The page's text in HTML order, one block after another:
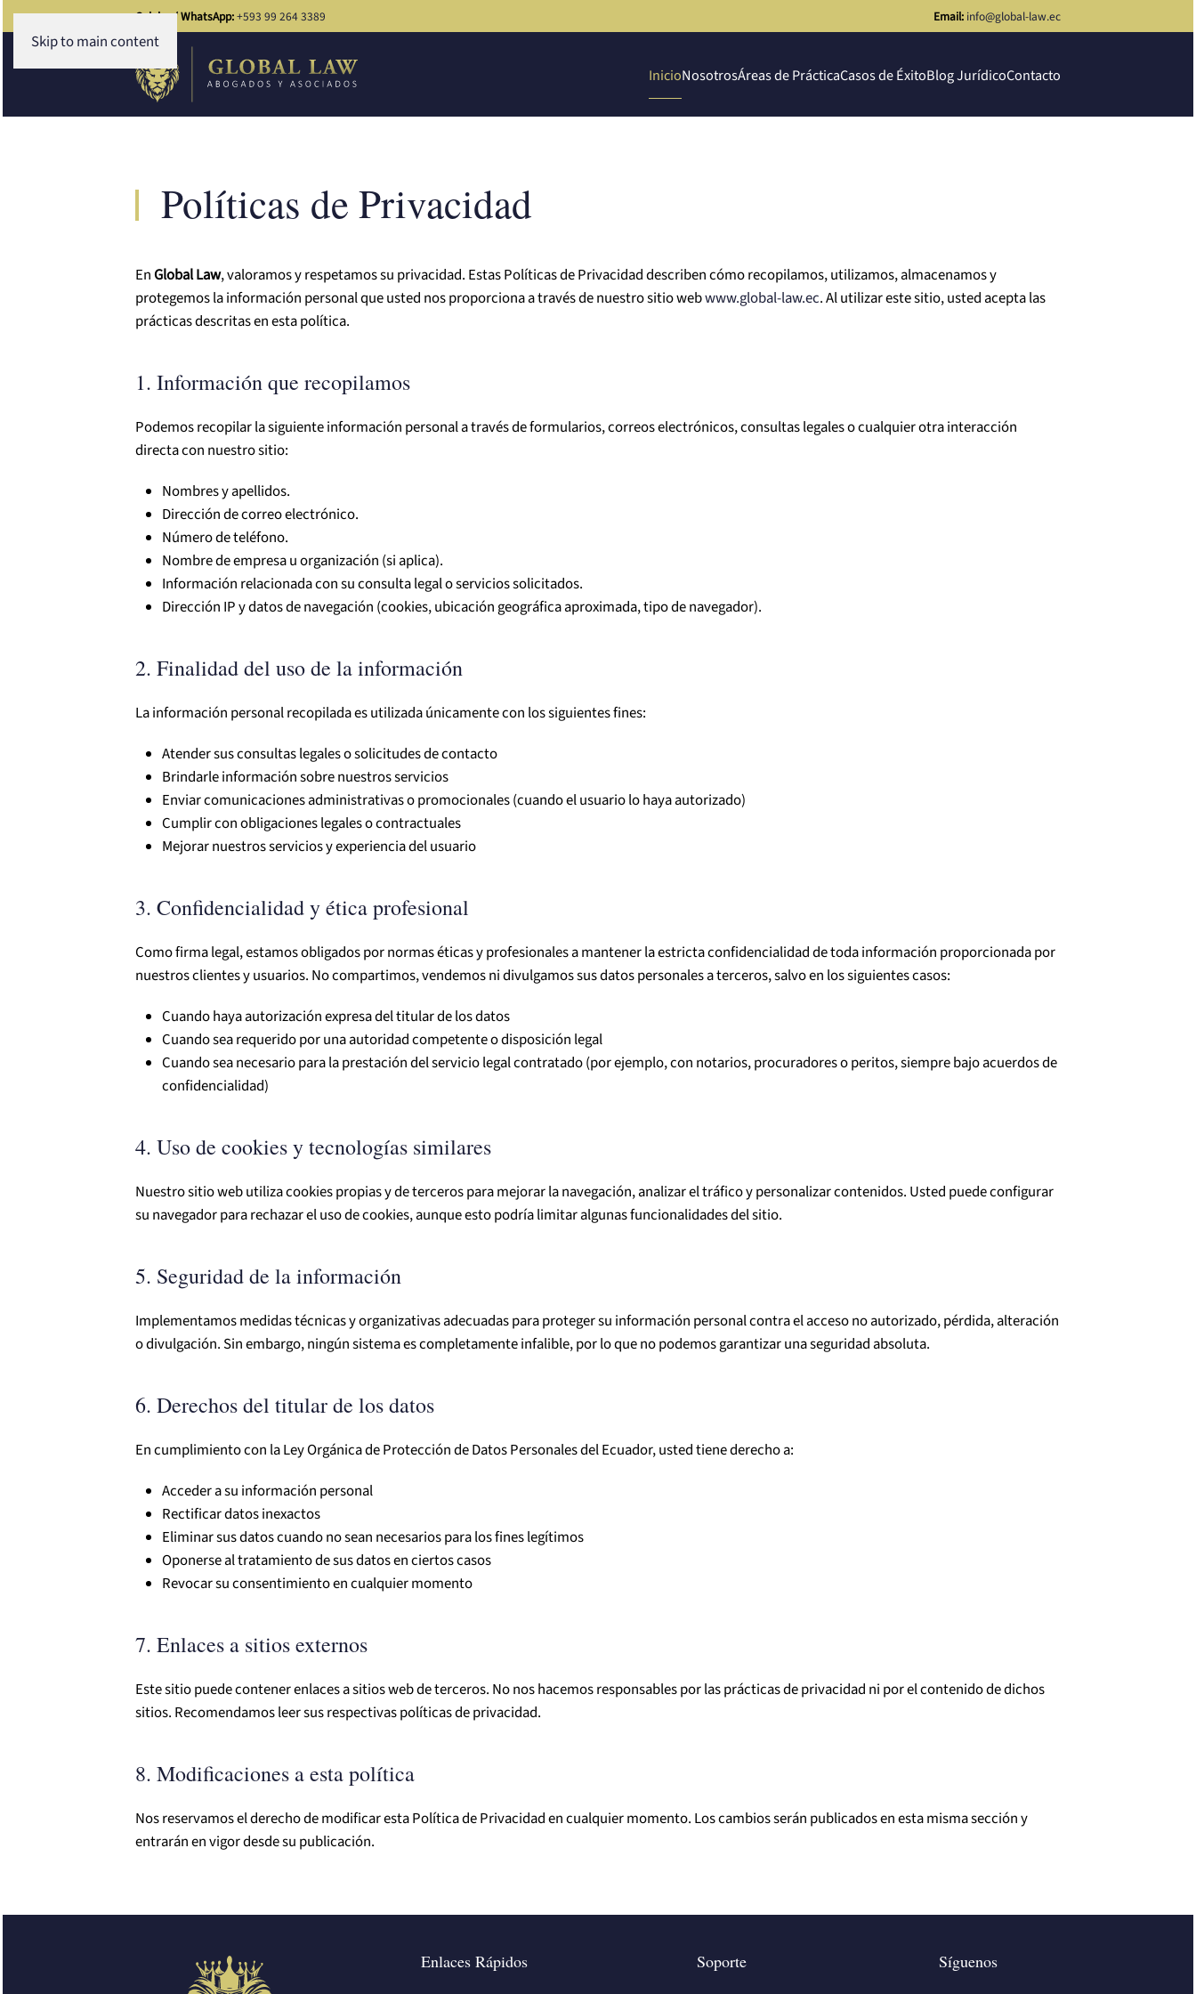
Skip to main content
Celular / WhatsApp:+593 99 264 3389 Email: info@global-law.ec
InicioNosotrosÁreas de PrácticaCasos de ÉxitoBlog JurídicoContacto
Políticas de Privacidad
En Global Law, valoramos y respetamos su privacidad. Estas Políticas de Privacidad describen cómo recopilamos, utilizamos, almacenamos y
protegemos la información personal que usted nos proporciona a través de nuestro sitio webwww.global-law.ec. Al utilizar este sitio, usted acepta las
prácticas descritas en esta política.
1. Información que recopilamos
Podemos recopilar la siguiente información personal a través de formularios, correos electrónicos, consultas legales o cualquier otra interacción
directa con nuestro sitio:
Nombres y apellidos.
Dirección de correo electrónico.
Número de teléfono.
Nombre de empresa u organización (si aplica).
Información relacionada con su consulta legal o servicios solicitados.
Dirección IP y datos de navegación (cookies, ubicación geográfica aproximada, tipo de navegador).
2. Finalidad del uso de la información
La información personal recopilada es utilizada únicamente con los siguientes fines:
Atender sus consultas legales o solicitudes de contacto
Brindarle información sobre nuestros servicios
Enviar comunicaciones administrativas o promocionales (cuando el usuario lo haya autorizado)
Cumplir con obligaciones legales o contractuales
Mejorar nuestros servicios y experiencia del usuario
3. Confidencialidad y ética profesional
Como firma legal, estamos obligados por normas éticas y profesionales a mantener la estricta confidencialidad de toda información proporcionada por
nuestros clientes y usuarios. No compartimos, vendemos ni divulgamos sus datos personales a terceros, salvo en los siguientes casos:
Cuando haya autorización expresa del titular de los datos
Cuando sea requerido por una autoridad competente o disposición legal
Cuando sea necesario para la prestación del servicio legal contratado (por ejemplo, con notarios, procuradores o peritos, siempre bajo acuerdos de
confidencialidad)
4. Uso de cookies y tecnologías similares
Nuestro sitio web utiliza cookies propias y de terceros para mejorar la navegación, analizar el tráfico y personalizar contenidos. Usted puede configurar
su navegador para rechazar el uso de cookies, aunque esto podría limitar algunas funcionalidades del sitio.
5. Seguridad de la información
Implementamos medidas técnicas y organizativas adecuadas para proteger su información personal contra el acceso no autorizado, pérdida, alteración
o divulgación. Sin embargo, ningún sistema es completamente infalible, por lo que no podemos garantizar una seguridad absoluta.
6. Derechos del titular de los datos
En cumplimiento con la Ley Orgánica de Protección de Datos Personales del Ecuador, usted tiene derecho a:
Acceder a su información personal
Rectificar datos inexactos
Eliminar sus datos cuando no sean necesarios para los fines legítimos
Oponerse al tratamiento de sus datos en ciertos casos
Revocar su consentimiento en cualquier momento
7. Enlaces a sitios externos
Este sitio puede contener enlaces a sitios web de terceros. No nos hacemos responsables por las prácticas de privacidad ni por el contenido de dichos
sitios. Recomendamos leer sus respectivas políticas de privacidad.
8. Modificaciones a esta política
Nos reservamos el derecho de modificar esta Política de Privacidad en cualquier momento. Los cambios serán publicados en esta misma sección y
entrarán en vigor desde su publicación.
Enlaces Rápidos Soporte Síguenos